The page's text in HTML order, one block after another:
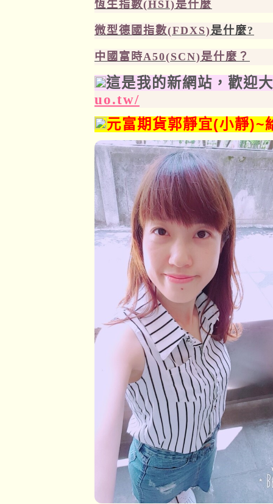
恆生指數(HSI)是什麼
微型德國指數(FDXS)是什麼?
中國富時A50(SCN)是什麼？
這是我的新網站，歡迎
uo.tw/
元富期貨郭靜宜(小靜)~